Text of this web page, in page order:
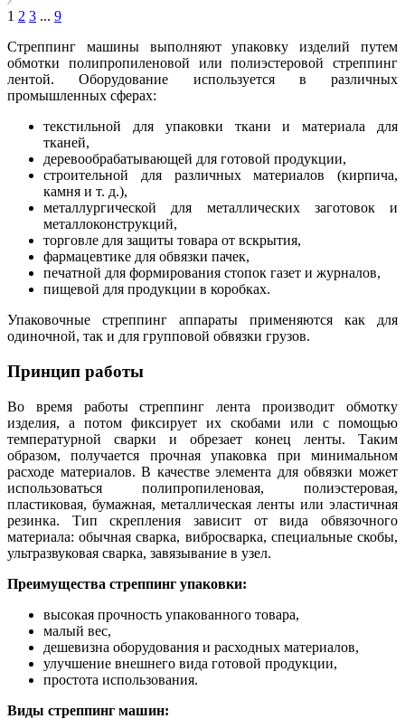
1 2 3 ... 9
Стреппинг машины выполняют упаковку изделий путем
обмотки полипропиленовой или полиэстеровой стреппинг
лентой. Оборудование используется в различных
промышленных сферах:
текстильной для упаковки ткани и материала для
тканей,
деревообрабатывающей для готовой продукции,
строительной для различных материалов (кирпича,
камня и т. д.),
металлургической для металлических заготовок и
металлоконструкций,
торговле для защиты товара от вскрытия,
фармацевтике для обвязки пачек,
печатной для формирования стопок газет и журналов,
пищевой для продукции в коробках.
Упаковочные стреппинг аппараты применяются как для
одиночной, так и для групповой обвязки грузов.
Принцип работы
Во время работы стреппинг лента производит обмотку
изделия, а потом фиксирует их скобами или с помощью
температурной сварки и обрезает конец ленты. Таким
образом, получается прочная упаковка при минимальном
расходе материалов. В качестве элемента для обвязки может
использоваться полипропиленовая, полиэстеровая,
пластиковая, бумажная, металлическая ленты или эластичная
резинка. Тип скрепления зависит от вида обвязочного
материала: обычная сварка, вибросварка, специальные скобы,
ультразвуковая сварка, завязывание в узел.
Преимущества стреппинг упаковки:
высокая прочность упакованного товара,
малый вес,
дешевизна оборудования и расходных материалов,
улучшение внешнего вида готовой продукции,
простота использования.
Виды стреппинг машин: